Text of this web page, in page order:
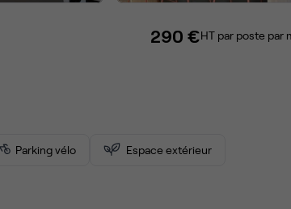
290 €HT par poste par
Parking vélo
Espace extérieur